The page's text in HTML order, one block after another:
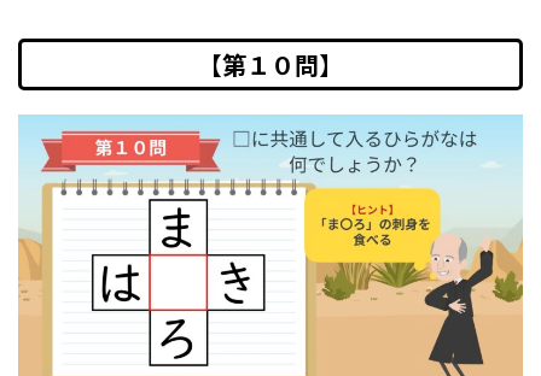
【第１０問】